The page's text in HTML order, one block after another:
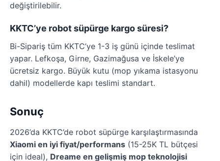
değiştirilebilir.
KKTC’ye robot süpürge kargo süresi?
Bi-Sipariş tüm KKTC’ye 1-3 iş günü içinde teslimat
yapar. Lefkoşa, Girne, Gazimağusa ve İskele’ye
ücretsiz kargo. Büyük kutu (mop yıkama istasyonu
dahil) modellerde kapı teslimi standart.
Sonuç
2026’da KKTC’de robot süpürge karşılaştırmasında
Xiaomi en iyi fiyat/performans (15-25K TL bütçesi
için ideal), Dreame en gelişmiş mop teknolojisi